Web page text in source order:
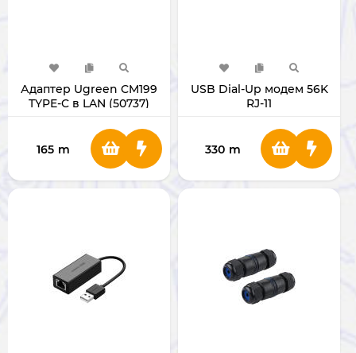
Адаптер Ugreen CM199
TYPE-C в LAN (50737)
165 m
USB Dial-Up модем 56K
RJ-11
330 m